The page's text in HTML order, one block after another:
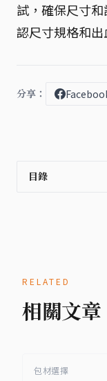
試，確保尺寸
認尺寸規格和出
分享：
目錄
RELATED
相關文章
包材選擇